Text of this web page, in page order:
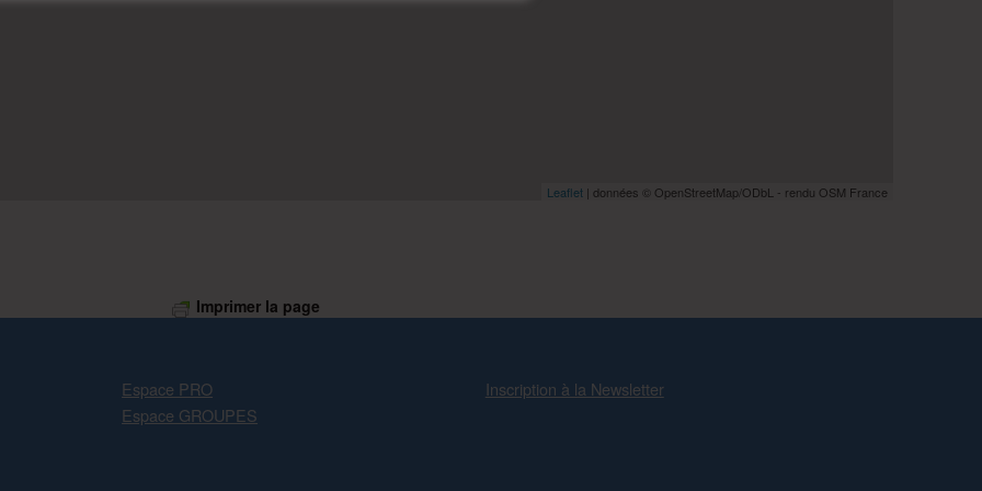
Leaflet | données © OpenStreetMap/ODbL - rendu OSM France
Imprimer la page
Espace PRO
Espace GROUPES
Inscription à la Newsletter